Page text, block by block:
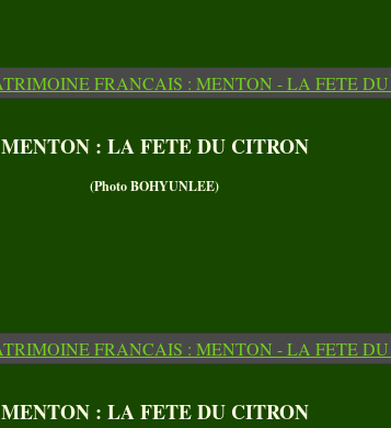
MENTON : LA FETE DU CITRON
(Photo BOHYUNLEE)
MENTON : LA FETE DU CITRON